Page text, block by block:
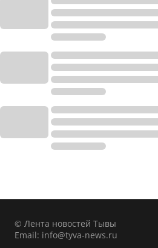
© Лента новостей Тывы
Email: info@tyva-news.ru